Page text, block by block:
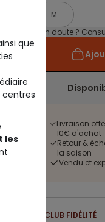
M
Un doute ?
Livraison
10€ d'achat
Retour &
la saison
Vendu et
CLUB FIDÉLITÉ
que
les